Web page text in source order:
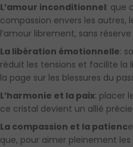
L’amour inconditionnel: que
compassion envers les autres,
l’amour librement, sans
La libération émotionnelle:
réduit les tensions et facilite la
la page sur les blessures du
L’harmonie et la paix: placer
ce cristal devient un allié
La compassion et la patienc
que, pour aimer pleinement les